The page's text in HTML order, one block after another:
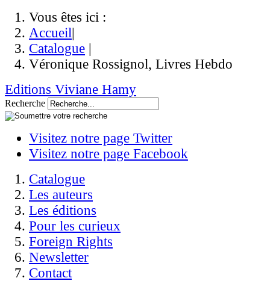
Vous êtes ici :
Accueil|
Catalogue |
Véronique Rossignol, Livres Hebdo
Editions Viviane Hamy
Recherche
Visitez notre page Twitter
Visitez notre page Facebook
Catalogue
Les auteurs
Les éditions
Pour les curieux
Foreign Rights
Newsletter
Contact